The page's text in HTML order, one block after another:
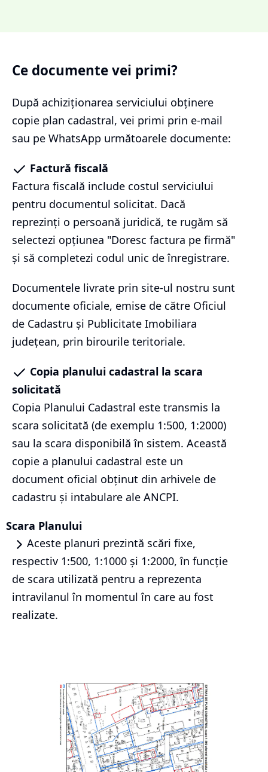
Ce documente vei primi?
După achiziționarea serviciului obținere
copie plan cadastral, vei primi prin e-mail
sau pe WhatsApp următoarele documente:
Factură fiscală
Factura fiscală include costul serviciului
pentru documentul solicitat. Dacă
reprezinți o persoană juridică, te rugăm să
selectezi opțiunea "Doresc factura pe firmă"
și să completezi codul unic de înregistrare.
Documentele livrate prin site-ul nostru sunt
documente oficiale, emise de către Oficiul
de Cadastru și Publicitate Imobiliara
județean, prin birourile teritoriale.
Copia planului cadastral la scara
solicitată
Copia Planului Cadastral este transmis la
scara solicitată (de exemplu 1:500, 1:2000)
sau la scara disponibilă în sistem. Această
copie a planului cadastral este un
document oficial obținut din arhivele de
cadastru și intabulare ale ANCPI.
Scara Planului
Aceste planuri prezintă scări fixe,
respectiv 1:500, 1:1000 și 1:2000, în funcție
de scara utilizată pentru a reprezenta
intravilanul în momentul în care au fost
realizate.